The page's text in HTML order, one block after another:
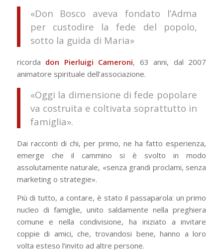
«Don Bosco aveva fondato l’Adma
per custodire la fede del popolo,
sotto la guida di Maria»
ricorda don Pierluigi Cameroni, 63 anni, dal 2007
animatore spirituale dell’associazione.
«Oggi la dimensione di fede popolare
va costruita e coltivata soprattutto in
famiglia».
Dai racconti di chi, per primo, ne ha fatto esperienza,
emerge che il cammino si è svolto in modo
assolutamente naturale, «senza grandi proclami, senza
marketing o strategie».
Più di tutto, a contare, è stato il passaparola: un primo
nucleo di famiglie, unito saldamente nella preghiera
comune e nella condivisione, ha iniziato a invitare
coppie di amici, che, trovandosi bene, hanno a loro
volta esteso l’invito ad altre persone.